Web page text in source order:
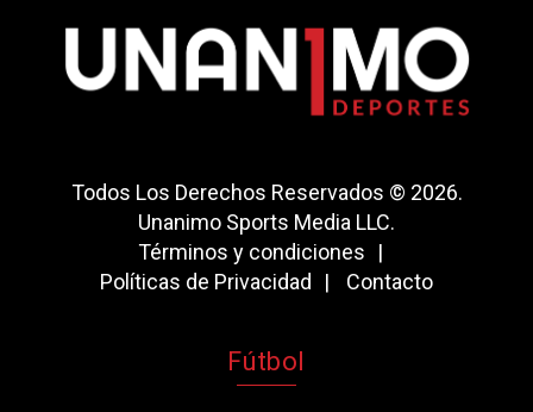
Todos Los Derechos Reservados © 2026.
Unanimo Sports Media LLC.
Términos y condiciones
Políticas de Privacidad
Contacto
Fútbol